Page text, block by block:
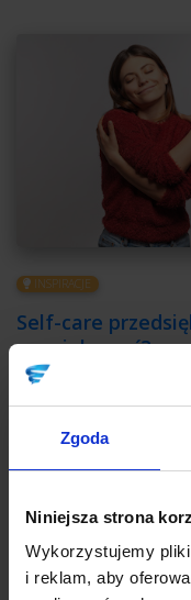
Zgoda
Niniejsza strona
Wykorzystujemy
i reklam, aby
INSPIRACJE
Self-care
zaopiekować?
Autor:
zdarzeń, ciągłe
przedsiębiorców chleb
zadbanie o siebie,
CZYTAJ